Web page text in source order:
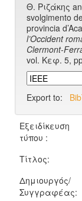
Θ. Ριζάκης
svolgimento
provincia
l’Occident
Clermont-
vol. Κεφ. 5,
Export to:
Εξειδίκευση
τύπου :
Τίτλος:
Δημιουργός/
Συγγραφέας: